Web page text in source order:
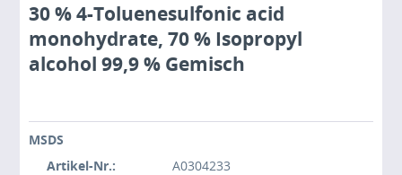
30 % 4-Toluenesulfonic acid
monohydrate, 70 % Isopropyl
alcohol 99,9 % Gemisch
MSDS
Artikel-Nr.:
A0304233